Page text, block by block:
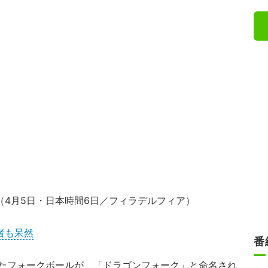
4月5日・日本時間6日／フィラデルフィア）
も呆然
ォークボールが、「ドラゴンフォーク」と命名され
番